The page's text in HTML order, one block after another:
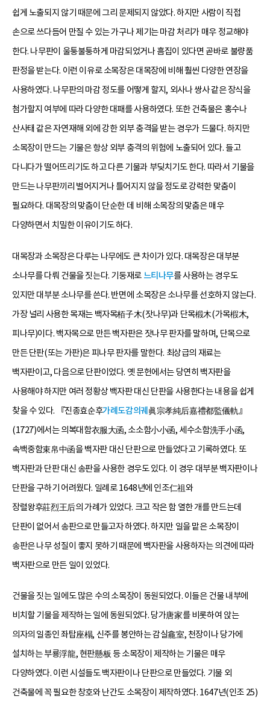
쉽게 노출되지 않기 때문에 그리 문제되지 않았다. 하지만 사람이 직접
손으로 쓰다듬어 만질 수 있는 가구나 제기는 마감 처리가 매우 정교해야
한다. 나무판이 울퉁불퉁하게 마감되었거나 흠집이 있다면 곧바로 불량품
판정을 받는다. 이런 이유로 소목장은 대목장에 비해 훨씬 다양한 연장을
사용하였다. 나무판의 마감 정도를 어떻게 할지, 외사나 쌍사 같은 장식을
첨가할지 여부에 따라 다양한 대패를 사용하였다. 또한 건축물은 홍수나
산사태 같은 자연재해 외에 강한 외부 충격을 받는 경우가 드물다. 하지만
소목장이 만드는 기물은 항상 외부 충격의 위험에 노출되어 있다. 들고
다니다가 떨어뜨리기도 하고 다른 기물과 부딪치기도 한다. 따라서 기물을
만드는 나무판끼리 벌어지거나 틀어지지 않을 정도로 강력한 맞춤이
필요하다. 대목장의 맞춤이 단순한 데 비해 소목장의 맞춤은 매우
다양하면서 치밀한 이유이기도 하다.
대목장과 소목장은 다루는 나무에도 큰 차이가 있다. 대목장은 대부분
소나무를 다뤄 건물을 짓는다. 기둥재로 느티나무를 사용하는 경우도
있지만 대부분 소나무를 쓴다. 반면에 소목장은 소나무를 선호하지 않는다.
가장 널리 사용한 목재는 백자목栢子木(잣나무)과 단목椴木(가목椵木,
피나무)이다. 백자목으로 만든 백자판은 잣나무 판자를 말하며, 단목으로
만든 단판(또는 가판)은 피나무 판자를 말한다. 최상급의 재료는
백자판이고, 다음으로 단판이었다. 옛 문헌에서는 당연히 백자판을
사용해야 하지만 여러 정황상 백자판 대신 단판을 사용한다는 내용을 쉽게
찾을 수 있다. 『진종효순후가례도감의궤 眞宗孝純后嘉禮都監儀軌』
(1727)에서는 의복대함衣服大函, 소소함小小函, 세수소함洗手小函,
속백중함束帛中函을 백자판 대신 단판으로 만들었다고 기록하였다. 또
백자판과 단판 대신 송판을 사용한 경우도 있다. 이 경우 대부분 백자판이나
단판을 구하기 어려웠다. 일례로 1648년에 인조仁祖와
장렬왕후莊烈王后의 가례가 있었다. 크고 작은 함 열한 개를 만드는데
단판이 없어서 송판으로 만들고자 하였다. 하지만 일을 맡은 소목장이
송판은 나무 성질이 좋지 못하기 때문에 백자판을 사용하자는 의견에 따라
백자판으로 만든 일이 있었다.
건물을 짓는 일에도 많은 수의 소목장이 동원되었다. 이들은 건물 내부에
비치할 기물을 제작하는 일에 동원되었다. 당가唐家를 비롯하여 앉는
의자의 일종인 좌탑座榻, 신주를 봉안하는 감실龕室, 천장이나 당가에
설치하는 부룡浮龍, 현판懸板 등 소목장이 제작하는 기물은 매우
다양하였다. 이런 시설들도 백자판이나 단판으로 만들었다. 기물 외
건축물에 꼭 필요한 창호와 난간도 소목장이 제작하였다. 1647년(인조 25)